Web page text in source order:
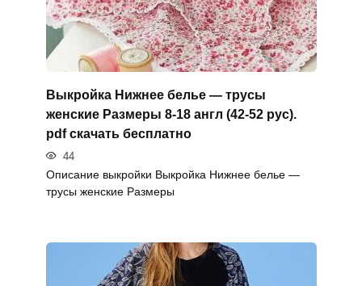
Выкройка Нижнее белье — трусы
женские Размеры 8-18 англ (42-52 рус).
pdf скачать бесплатно
44
Описание выкройки Выкройка Нижнее белье —
трусы женские Размеры